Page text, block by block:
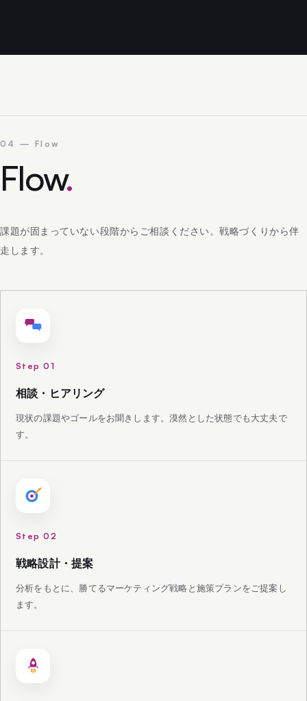
04 — Flow
Flow.
課題が固まっていない段階からご相談ください。戦略づくりから伴
走します。
Step 01
相談・ヒアリング
現状の課題やゴールをお聞きします。漠然とした状態でも大丈夫で
す。
Step 02
戦略設計・提案
分析をもとに、勝てるマーケティング戦略と施策プランをご提案し
ます。